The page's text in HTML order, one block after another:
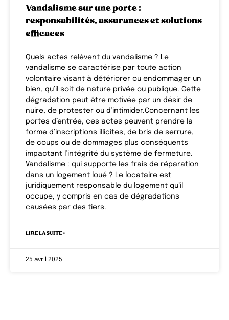
Vandalisme sur une porte :
responsabilités, assurances et solutions
efficaces
Quels actes relèvent du vandalisme ? Le
vandalisme se caractérise par toute action
volontaire visant à détériorer ou endommager un
bien, qu’il soit de nature privée ou publique. Cette
dégradation peut être motivée par un désir de
nuire, de protester ou d’intimider.Concernant les
portes d’entrée, ces actes peuvent prendre la
forme d’inscriptions illicites, de bris de serrure,
de coups ou de dommages plus conséquents
impactant l’intégrité du système de fermeture.
Vandalisme : qui supporte les frais de réparation
dans un logement loué ? Le locataire est
juridiquement responsable du logement qu’il
occupe, y compris en cas de dégradations
causées par des tiers.
LIRE LA SUITE »
25 avril 2025